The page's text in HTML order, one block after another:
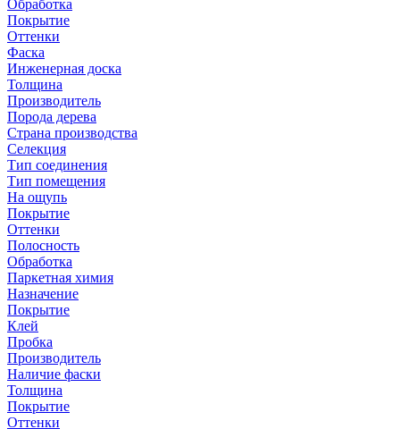
Обработка
Покрытие
Оттенки
Фаска
Инженерная доска
Толщина
Производитель
Порода дерева
Страна производства
Селекция
Тип соединения
Тип помещения
На ощупь
Покрытие
Оттенки
Полосность
Обработка
Паркетная химия
Назначение
Покрытие
Клей
Пробка
Производитель
Наличие фаски
Толщина
Покрытие
Оттенки